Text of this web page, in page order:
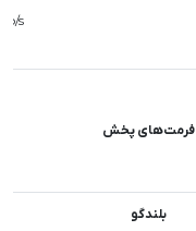
s
فرمت‌های پخش
بلندگو